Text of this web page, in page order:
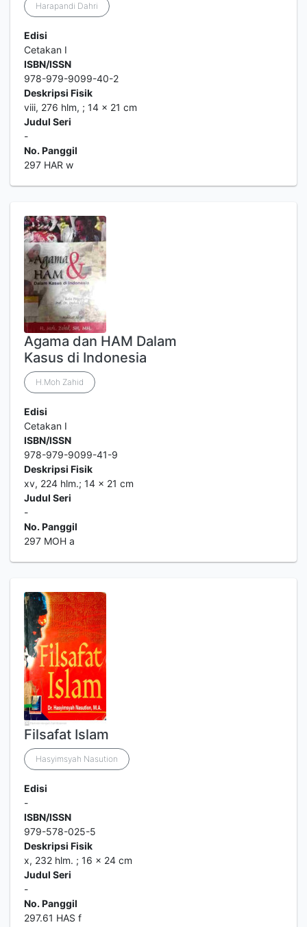
Harapandi Dahri
Edisi
Cetakan I
ISBN/ISSN
978-979-9099-40-2
Deskripsi Fisik
viii, 276 hlm, ; 14 x 21 cm
Judul Seri
-
No. Panggil
297 HAR w
Agama dan HAM Dalam
Kasus di Indonesia
H.Moh Zahid
Edisi
Cetakan I
ISBN/ISSN
978-979-9099-41-9
Deskripsi Fisik
xv, 224 hlm.; 14 x 21 cm
Judul Seri
-
No. Panggil
297 MOH a
Filsafat Islam
Hasyimsyah Nasution
Edisi
-
ISBN/ISSN
979-578-025-5
Deskripsi Fisik
x, 232 hlm. ; 16 x 24 cm
Judul Seri
-
No. Panggil
297.61 HAS f